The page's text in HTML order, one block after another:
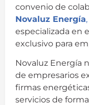
convenio de
Novaluz Energía,
especializada en
exclusivo para
Novaluz Energía
de empresarios
firmas
servicios de